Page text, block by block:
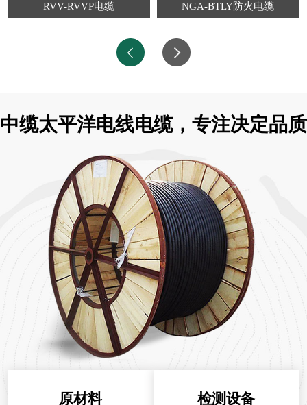
RVV-RVVP电缆 NGA-BTLY防火电缆
中缆太平洋电线电缆，专注决定品质
原材料 检测设备